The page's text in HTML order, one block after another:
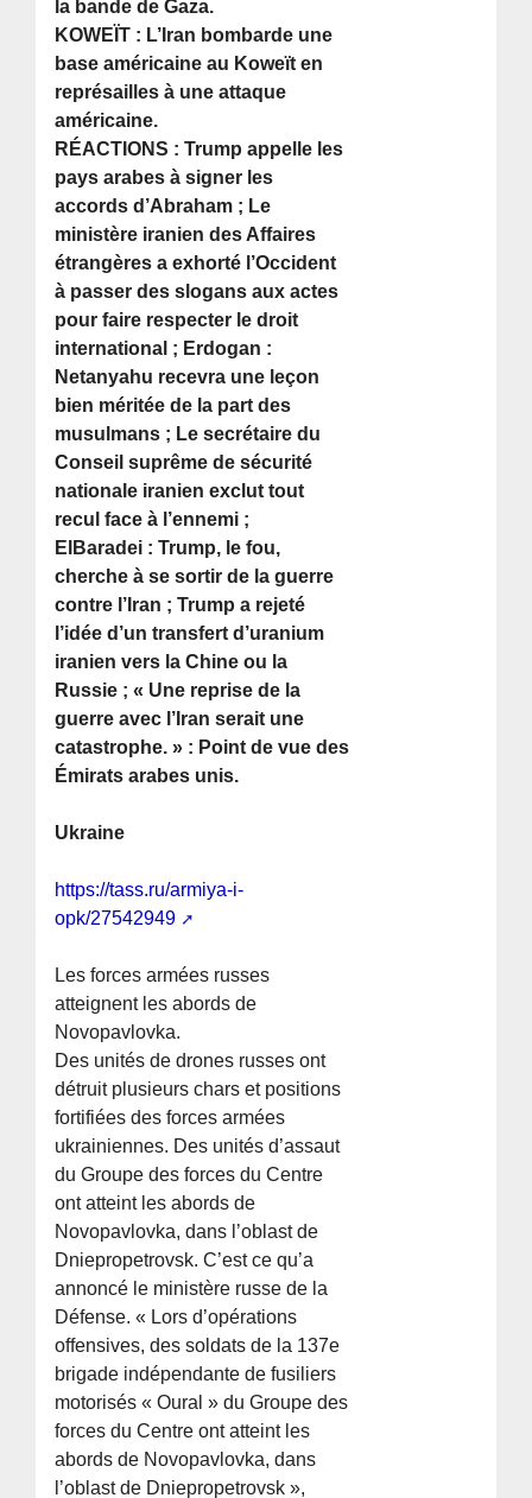
la bande de Gaza.
KOWEÏT : L’Iran bombarde une
base américaine au Koweït en
représailles à une attaque
américaine.
RÉACTIONS : Trump appelle les
pays arabes à signer les
accords d’Abraham ; Le
ministère iranien des Affaires
étrangères a exhorté l’Occident
à passer des slogans aux actes
pour faire respecter le droit
international ; Erdogan :
Netanyahu recevra une leçon
bien méritée de la part des
musulmans ; Le secrétaire du
Conseil suprême de sécurité
nationale iranien exclut tout
recul face à l’ennemi ;
ElBaradei : Trump, le fou,
cherche à se sortir de la guerre
contre l’Iran ; Trump a rejeté
l’idée d’un transfert d’uranium
iranien vers la Chine ou la
Russie ; « Une reprise de la
guerre avec l’Iran serait une
catastrophe. » : Point de vue des
Émirats arabes unis.
Ukraine
https://tass.ru/armiya-i-
opk/27542949
Les forces armées russes
atteignent les abords de
Novopavlovka.
Des unités de drones russes ont
détruit plusieurs chars et positions
fortifiées des forces armées
ukrainiennes. Des unités d’assaut
du Groupe des forces du Centre
ont atteint les abords de
Novopavlovka, dans l’oblast de
Dniepropetrovsk. C’est ce qu’a
annoncé le ministère russe de la
Défense. « Lors d’opérations
offensives, des soldats de la 137e
brigade indépendante de fusiliers
motorisés « Oural » du Groupe des
forces du Centre ont atteint les
abords de Novopavlovka, dans
l’oblast de Dniepropetrovsk »,